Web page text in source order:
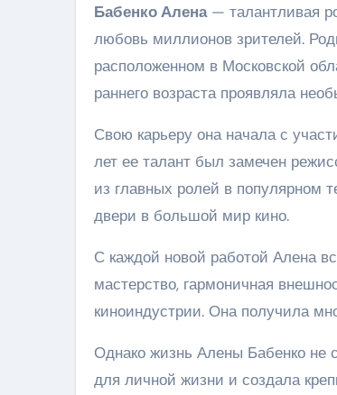
Бабенко Алена— талантливая
любовь миллионов зрителей.
расположенном в Московской
раннего возраста проявляла
Свою карьеру она начала с
лет ее талант был замечен
из главных ролей в популярном
двери в большой мир кино.
С каждой новой работой Алена
мастерство, гармоничная
киноиндустрии. Она получила
Однако жизнь Алены Бабенко не
для личной жизни и создала